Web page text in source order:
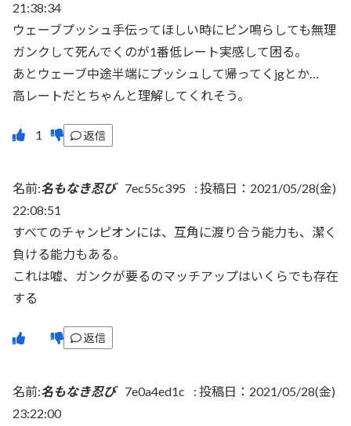
21:38:34
ウェーブプッシュ手伝ってほしい時にピン鳴らしても無理
ガンクして死んでくのが1番低レート実感して困る。
あとウェーブ中途半端にプッシュして帰ってくjgとか…
高レートだとちゃんと理解してくれそう。
返信
名前:名もなき忍び 7ec55c395 : 投稿日：2021/05/28(金)
22:08:51
すべてのチャンピオンには、互角に渡り合う能力も、潔く
負ける能力もある。
これは嘘、ガンクが要るのマッチアップはいくらでも存在
する
返信
名前:名もなき忍び 7e0a4ed1c : 投稿日：2021/05/28(金)
23:22:00